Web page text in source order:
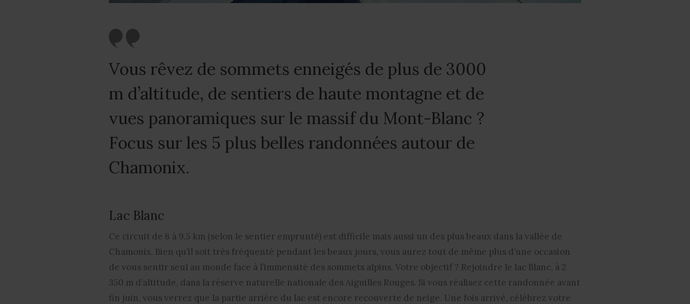
Vous rêvez de sommets enneigés de plus de 3000
m d’altitude, de sentiers de haute montagne et de
vues panoramiques sur le massif du Mont-Blanc ?
Focus sur les 5 plus belles randonnées autour de
Chamonix.
Lac Blanc
Ce circuit de 8 à 9,5 km (selon le sentier emprunté) est difficile mais aussi un des plus beaux dans la vallée de
Chamonix. Bien qu’il soit très fréquenté pendant les beaux jours, vous aurez tout de même plus d’une occasion
de vous sentir seul au monde face à l’immensité des sommets alpins. Votre objectif ? Rejoindre le lac Blanc, à 2
350 m d’altitude, dans la réserve naturelle nationale des Aiguilles Rouges. Si vous réalisez cette randonnée avant
fin juin, vous verrez que la partie arrière du lac est encore recouverte de neige. Une fois arrivé, célébrez votre